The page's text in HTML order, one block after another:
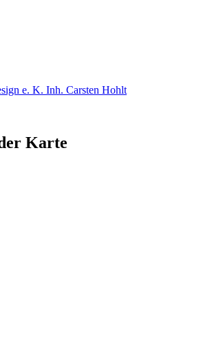
e. K. Inh. Carsten Hohlt
Karte